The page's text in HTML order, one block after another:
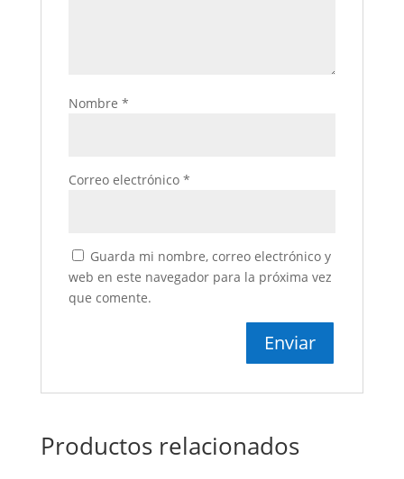
Nombre *
Correo electrónico *
Guarda mi nombre, correo electrónico y
web en este navegador para la próxima vez
que comente.
Productos relacionados